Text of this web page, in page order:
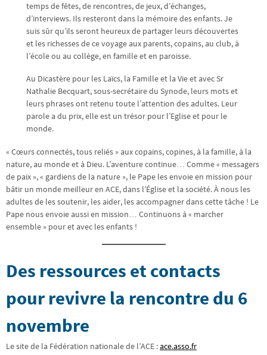
temps de fêtes, de rencontres, de jeux, d’échanges,
d’interviews. Ils resteront dans la mémoire des enfants. Je
suis sûr qu’ils seront heureux de partager leurs découvertes
et les richesses de ce voyage aux parents, copains, au club, à
l’école ou au collège, en famille et en paroisse.
Au Dicastère pour les Laïcs, la Famille et la Vie et avec Sr
Nathalie Becquart, sous-secrétaire du Synode, leurs mots et
leurs phrases ont retenu toute l’attention des adultes. Leur
parole a du prix, elle est un trésor pour l’Eglise et pour le
monde.
« Cœurs connectés, tous reliés » aux copains, copines, à la famille, à la
nature, au monde et à Dieu. L’aventure continue… Comme « messagers
de paix », « gardiens de la nature », le Pape les envoie en mission pour
bâtir un monde meilleur en ACE, dans l’Église et la société. À nous les
adultes de les soutenir, les aider, les accompagner dans cette tâche ! Le
Pape nous envoie aussi en mission… Continuons à « marcher
ensemble » pour et avec les enfants !
Des ressources et contacts
pour revivre la rencontre du 6
novembre
Le site de la Fédération nationale de l’ACE :ace.asso.fr